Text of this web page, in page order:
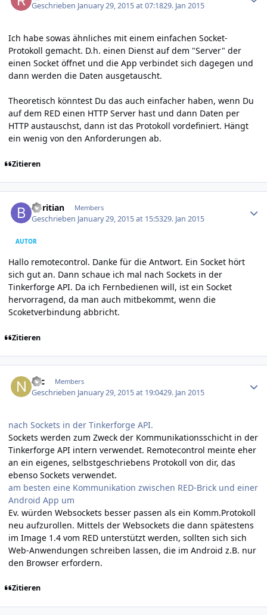
Geschrieben January 29, 2015 at 07:1829. Jan 2015
Ich habe sowas ähnliches mit einem einfachen Socket-
Protokoll gemacht. D.h. einen Dienst auf dem "Server" der
einen Socket öffnet und die App verbindet sich dagegen und
dann werden die Daten ausgetauscht.
Theoretisch könntest Du das auch einfacher haben, wenn Du
auf dem RED einen HTTP Server hast und dann Daten per
HTTP austauschst, dann ist das Protokoll vordefiniert. Hängt
ein wenig von den Anforderungen ab.
Zitieren
boritian Members
Geschrieben January 29, 2015 at 15:5329. Jan 2015
AUTOR
Hallo remotecontrol. Danke für die Antwort. Ein Socket hört
sich gut an. Dann schaue ich mal nach Sockets in der
Tinkerforge API. Da ich Fernbedienen will, ist ein Socket
hervorragend, da man auch mitbekommt, wenn die
Scoketverbindung abbricht.
Zitieren
Nic Members
Geschrieben January 29, 2015 at 19:0429. Jan 2015
nach Sockets in der Tinkerforge API.
Sockets werden zum Zweck der Kommunikationsschicht in der
Tinkerforge API intern verwendet. Remotecontrol meinte eher
an ein eigenes, selbstgeschriebens Protokoll von dir, das
ebenso Sockets verwendet.
am besten eine Kommunikation zwischen RED-Brick und einer
Android App um
Ev. würden Websockets besser passen als ein Komm.Protokoll
neu aufzurollen. Mittels der Websockets die dann spätestens
im Image 1.4 vom RED unterstützt werden, sollten sich sich
Web-Anwendungen schreiben lassen, die im Android z.B. nur
den Browser erfordern.
Zitieren